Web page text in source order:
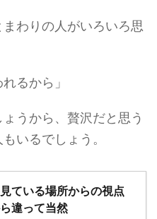
まわりの人がいろいろ思
るから」
うから、贅沢だと思う
いるでしょう。
ている場所からの視点
違って当然